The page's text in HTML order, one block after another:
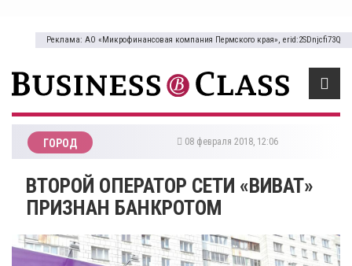
Реклама: АО «Микрофинансовая компания Пермского края», erid:2SDnjcfi73Q
ГОРОД 08 февраля 2018, 12:06
ВТОРОЙ ОПЕРАТОР СЕТИ «ВИВАТ»
ПРИЗНАН БАНКРОТОМ